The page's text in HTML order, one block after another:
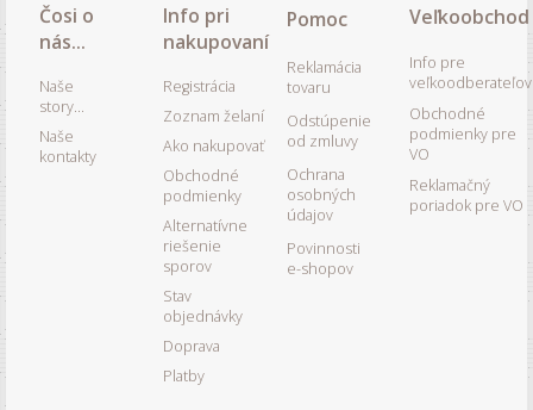
Čosi o
nás...
Naše
story...
Naše
kontakty
Info pri
nakupovaní
Registrácia
Zoznam želaní
Ako nakupovať
Obchodné
podmienky
Alternatívne
riešenie
sporov
Stav
objednávky
Doprava
Platby
Pomoc
Reklamácia
tovaru
Odstúpenie
od zmluvy
Ochrana
osobných
údajov
Povinnosti
e-shopov
Veľkoobchod
Info pre
veľkoodberateľov
Obchodné
podmienky pre
VO
Reklamačný
poriadok pre VO